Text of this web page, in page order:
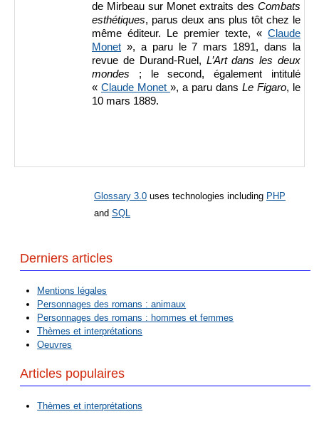
de Mirbeau sur Monet extraits des Combats
esthétiques, parus deux ans plus tôt chez le
même éditeur. Le premier texte, « Claude
Monet », a paru le 7 mars 1891, dans la
revue de Durand-Ruel, L’Art dans les deux
mondes ; le second, également intitulé
« Claude Monet », a paru dans Le Figaro, le
10 mars 1889.
Glossary 3.0 uses technologies including PHP
and SQL
Derniers articles
Mentions légales
Personnages des romans : animaux
Personnages des romans : hommes et femmes
Thèmes et interprétations
Oeuvres
Articles populaires
Thèmes et interprétations